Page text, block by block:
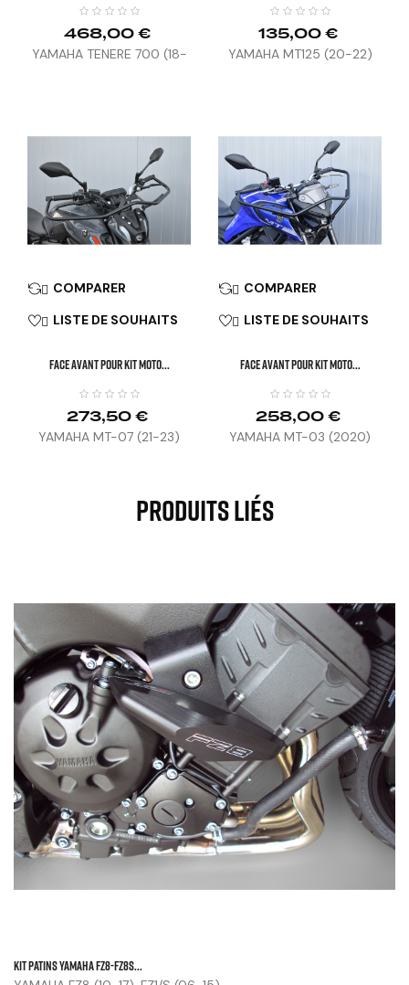
468,00 €
YAMAHA TENERE 700 (18-
135,00 €
YAMAHA MT125 (20-22)
 COMPARER
 LISTE DE SOUHAITS
FACE AVANT POUR KIT MOTO...
273,50 €
YAMAHA MT-07 (21-23)
 COMPARER
 LISTE DE SOUHAITS
FACE AVANT POUR KIT MOTO...
258,00 €
YAMAHA MT-03 (2020)
Produits Liés
KIT PATINS YAMAHA FZ8-FZ8S...